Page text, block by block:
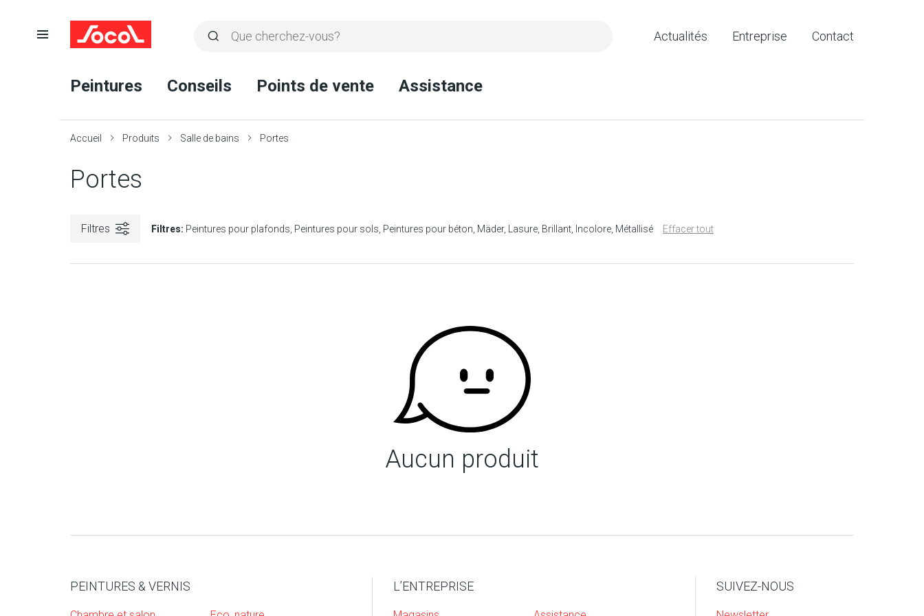
Rechercher
recherche
Ouvrir
Peintures Conseils Points de vente Assistance
Actualités Entreprise Contact
Accueil Produits Salle de bains Portes
Portes
Filtres Filtres: Peintures pour plafonds Peintures pour sols Peintures pour béton Mäder Lasure Brillant Incolore Métallisé Effacer tout
Aucun produit
PEINTURES & VERNIS L’ENTREPRISE SUIVEZ-NOUS